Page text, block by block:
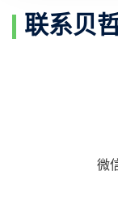
联系贝
微